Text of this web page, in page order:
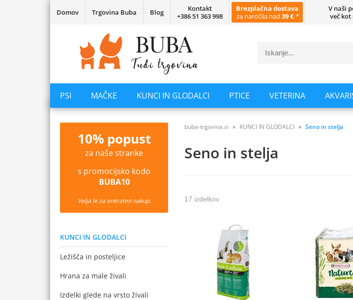
Domov Trgovina Buba Blog
Kontakt
+386 51 363 998
Brezplačna dostava
za naročila nad 39 € *
V naši
več kot
PSI MAČKE KUNCI IN GLODALCI PTICE VETERINA
10% popust
za naše stranke
s promocijsko kodo
BUBA10
Velja le za enkraten nakup.
KUNCI IN GLODALCI
Ležišča in posteljice
Hrana za male živali
Izdelki glede na vrsto živali
buba-trgovina.si KUNCI IN GLODALCI Seno in stelja
Seno in stelja
17 izdelkov